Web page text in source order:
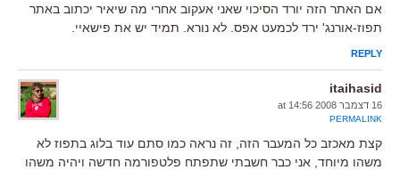
אם האתר הזה יורד הסיכוי שאני אעקוב אחרי מה שיאיר יכתוב באתר
תפוז-אורנג' ירד לכמעט אפס. לא נורא. תמיד יש את פישאיי.
REPLY
itaihasid
16 דצמבר 2008 at 14:56
PERMALINK
קצת מאכזב כל המעבר הזה, זה נראה כמו סתם עוד בלוג בתפוז לא
משהו מיוחד, אני כבר חשבתי שתפתח פלטפורמה חדשה ויהיה משהו